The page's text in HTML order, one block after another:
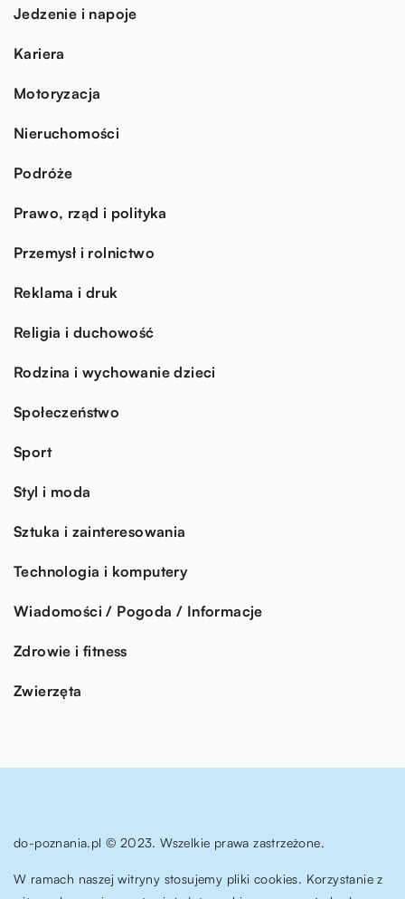
Jedzenie i napoje
Kariera
Motoryzacja
Nieruchomości
Podróże
Prawo, rząd i polityka
Przemysł i rolnictwo
Reklama i druk
Religia i duchowość
Rodzina i wychowanie dzieci
Społeczeństwo
Sport
Styl i moda
Sztuka i zainteresowania
Technologia i komputery
Wiadomości / Pogoda / Informacje
Zdrowie i fitness
Zwierzęta
do-poznania.pl © 2023. Wszelkie prawa zastrzeżone.
W ramach naszej witryny stosujemy pliki cookies. Korzystanie z